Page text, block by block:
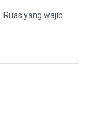
Ruas yang wajib